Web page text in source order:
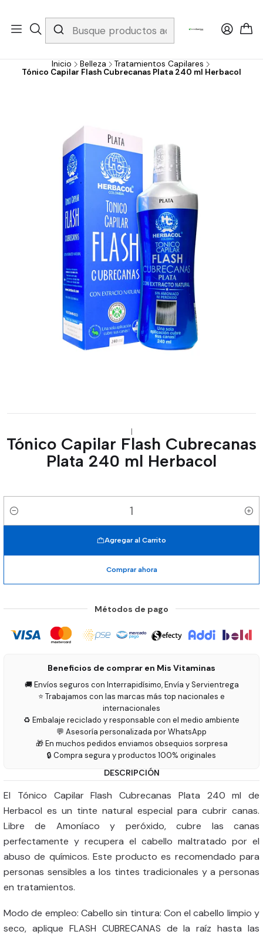
Whatsapp 3229079958/ Fijo 6019251796 / Envios a todo el país y
gratis apartir de 199.000!
Inicio Belleza
Tratamientos Capilares
Tónico Capilar Flash Cubrecanas Plata 240 ml Herbacol
|
Tónico Capilar Flash Cubrecanas
Plata 240 ml Herbacol
Cantidad
Agregar al Carrito
Comprar ahora
Métodos de pago
Beneficios de comprar en Mis Vitaminas
🚚 Envíos seguros con Interrapidísimo, Envía y Servientrega
⭐ Trabajamos con las marcas más top nacionales e
internacionales
♻️ Embalaje reciclado y responsable con el medio ambiente
💬 Asesoría personalizada por WhatsApp
🎁 En muchos pedidos enviamos obsequios sorpresa
🔒 Compra segura y productos 100% originales
DESCRIPCIÓN
El Tónico Capilar Flash Cubrecanas Plata 240 ml de
Herbacol es un tinte natural especial para cubrir canas.
Libre de Amoníaco y peróxido, cubre las canas
perfectamente y recupera el cabello maltratado por el
abuso de químicos. Este producto es recomendado para
personas sensibles a los tintes tradicionales y a personas
en tratamientos.
Modo de empleo: Cabello sin tintura: Con el cabello limpio y
seco, aplique FLASH CUBRECANAS de la raíz hasta las